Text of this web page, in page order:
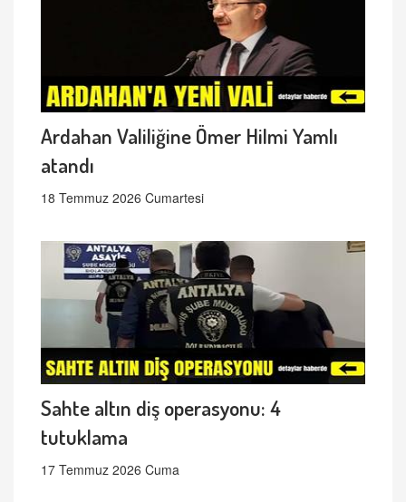
Ardahan Valiliğine Ömer Hilmi Yamlı
atandı
18 Temmuz 2026 Cumartesi
Sahte altın diş operasyonu: 4
tutuklama
17 Temmuz 2026 Cuma